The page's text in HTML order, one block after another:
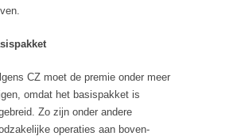
CZ moet de premie onder meer
omdat het basispakket is
Zo zijn onder andere
operaties aan boven-